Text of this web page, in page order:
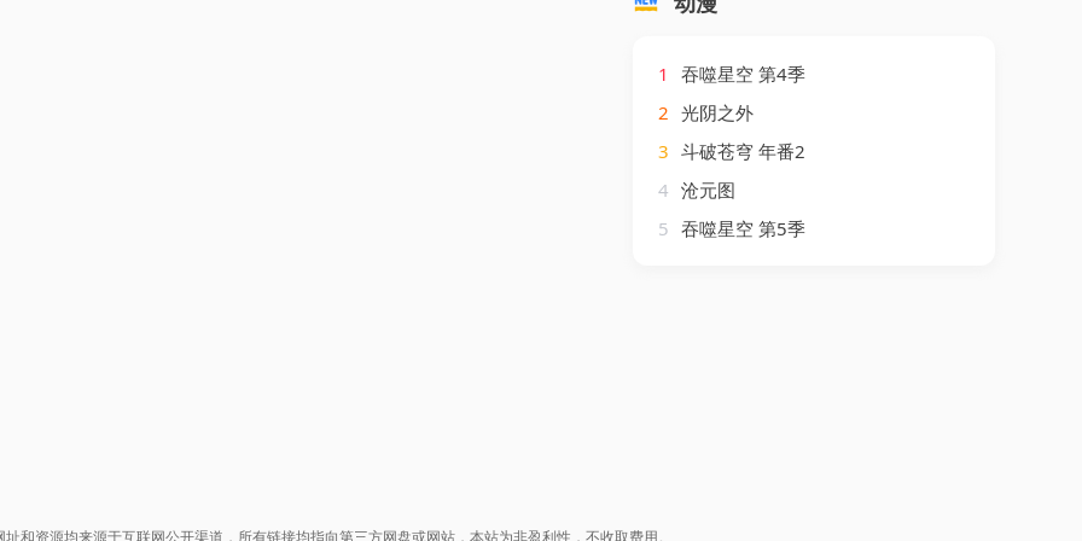
1
吞噬星空 第4季
2 光阴之外
3 斗破苍穹 年番2
4 沧元图
5 吞噬星空 第5季
和资源均来源于互联网公开渠道，所有链接均指向第三方网盘或网站，本站为非盈利性，不收取费用。